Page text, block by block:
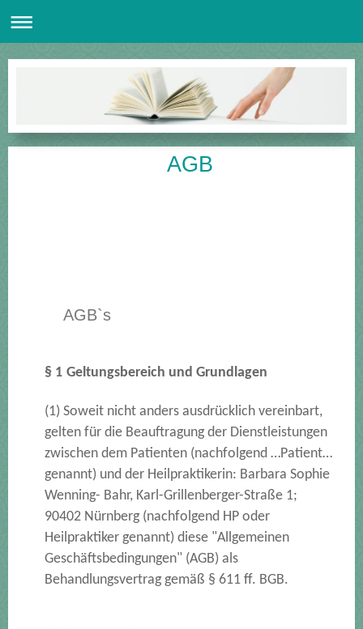
AGB
AGB`s
§ 1 Geltungsbereich und Grundlagen
(1) Soweit nicht anders ausdrücklich vereinbart,
gelten für die Beauftragung der Dienstleistungen
zwischen dem Patienten (nachfolgend …Patient…
genannt) und der Heilpraktikerin: Barbara Sophie
Wenning- Bahr, Karl-Grillenberger-Straße 1;
90402 Nürnberg (nachfolgend HP oder
Heilpraktiker genannt) diese "Allgemeinen
Geschäftsbedingungen" (AGB) als
Behandlungsvertrag gemäß § 611 ff. BGB.